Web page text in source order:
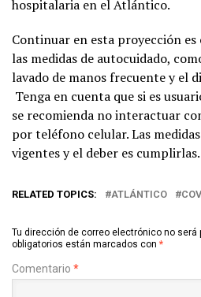
hospitalaria en el Atlántico.
Continuar en esta proyección
las medidas de autocuidado,
lavado de manos frecuente y el
Tenga en cuenta que si es
se recomienda no interactuar
por teléfono celular. Las
vigentes y el deber es cumplirlas.
RELATED TOPICS: ATLÁNTICO
Tu dirección de correo electrónico no será
obligatorios están marcados con *
Comentario *